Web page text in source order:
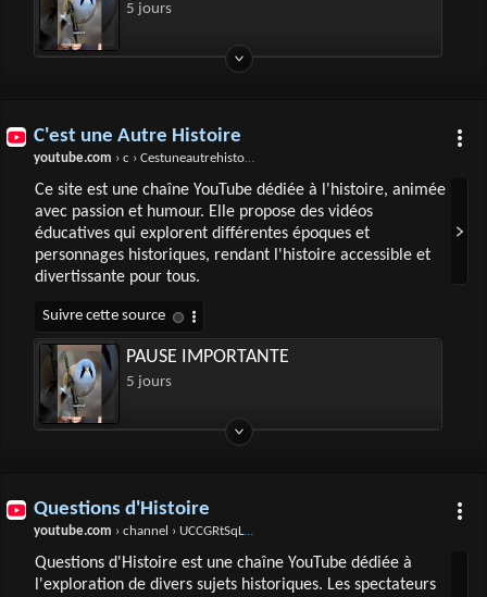
5 jours
C'est une Autre Histoire
youtube.com › c › Cestuneautrehistoire
Ce site est une chaîne YouTube dédiée à l'histoire, animée
avec passion et humour. Elle propose des vidéos
éducatives qui explorent différentes époques et
personnages historiques, rendant l'histoire accessible et
divertissante pour tous.
PAUSE IMPORTANTE
5 jours
Questions d'Histoire
youtube.com › channel › UCCGRtSqLfljpX9mzCYDsQIg
Questions d'Histoire est une chaîne YouTube dédiée à
l'exploration de divers sujets historiques. Les spectateurs